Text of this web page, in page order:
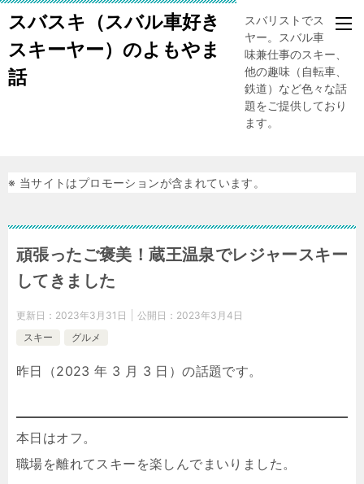
スバスキ（スバル車好き
スキーヤー）のよもやま
話
スバリストでスキー
ヤー。スバル車、趣
味兼仕事のスキー、
他の趣味（自転車、
鉄道）など色々な話
題をご提供しており
ます。
※ 当サイトはプロモーションが含まれています。
頑張ったご褒美！蔵王温泉でレジャースキー
してきました
更新日： 2023年3月31日 公開日： 2023年3月4日
スキー
グルメ
昨日（2023 年 3 月 3 日）の話題です。
本日はオフ。
職場を離れてスキーを楽しんでまいりました。